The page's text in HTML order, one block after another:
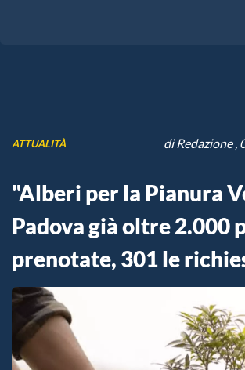
ATTUALITÀ diRedazione,
"Alberi per la Pianura
Padova già oltre 2.000
prenotate, 301 le